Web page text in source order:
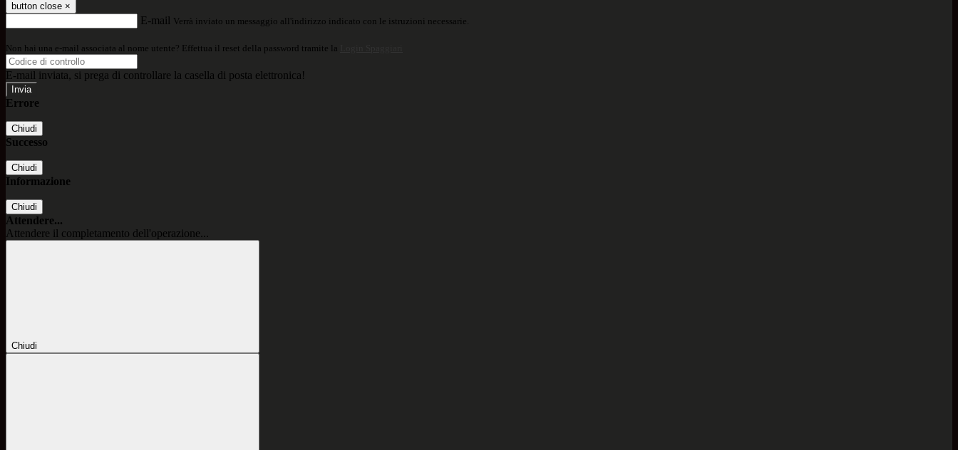
button close ×
E-mail Verrà inviato un messaggio all'indirizzo indicato con le istruzioni necessarie.
Non hai una e-mail associata al nome utente? Effettua il reset della password tramite la
E-mail inviata, si prega di controllare la casella di posta elettronica!
Errore
Chiudi
Successo
Chiudi
Informazione
Chiudi
Attendere...
Attendere il completamento dell'operazione...
Chiudi